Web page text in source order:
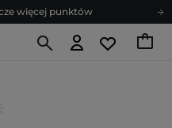
więcej punktów
pełen porad
więcej punktów